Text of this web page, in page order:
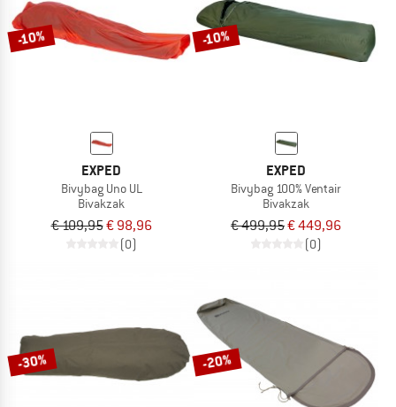
-10%
EXPED
Bivybag Uno UL
Bivakzak
€ 109,95€ 98,96
(0)
-10%
EXPED
Bivybag 100% Ventair
Bivakzak
€ 499,95€ 449,96
(0)
-30% -20%